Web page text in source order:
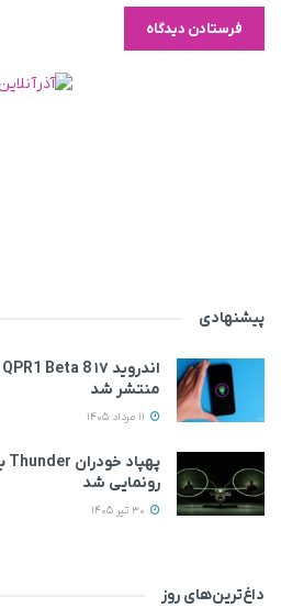
پیشنهادی
منتشر شد
رونمایی شد
داغ‌ترین‌های روز